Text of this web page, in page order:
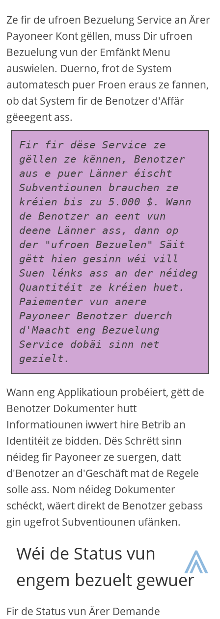
Ze fir de ufroen Bezuelung Service an Ärer
Payoneer Kont gëllen, muss Dir ufroen
Bezuelung vun der Emfänkt Menu
auswielen. Duerno, frot de System
automatesch puer Froen eraus ze fannen,
ob dat System fir de Benotzer d'Affär
gëeegent ass.
Fir fir dëse Service ze
gëllen ze kënnen, Benotzer
aus e puer Länner éischt
Subventiounen brauchen ze
kréien bis zu 5.000 $. Wann
de Benotzer an eent vun
deene Länner ass, dann op
der "ufroen Bezuelen" Säit
gëtt hien gesinn wéi vill
Suen lénks ass an der néideg
Quantitéit ze kréien huet.
Paiementer vun anere
Payoneer Benotzer duerch
d'Maacht eng Bezuelung
Service dobäi sinn net
gezielt.
Wann eng Applikatioun probéiert, gëtt de
Benotzer Dokumenter hutt
Informatiounen iwwert hire Betrib an
Identitéit ze bidden. Dës Schrëtt sinn
néideg fir Payoneer ze suergen, datt
d'Benotzer an d'Geschäft mat de Regele
solle ass. Nom néideg Dokumenter
schéckt, wäert direkt de Benotzer gebass
gin ugefrot Subventiounen ufänken.
Wéi de Status vun
engem bezuelt gewuer
Fir de Status vun Ärer Demande
⩓